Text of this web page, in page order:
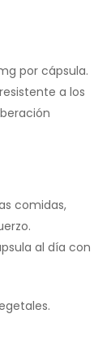
por cápsula.
a los
comidas,
al día con